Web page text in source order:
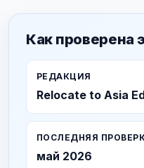
Как проверена
РЕДАКЦИЯ
Relocate to Asia
ПОСЛЕДНЯЯ
май 2026